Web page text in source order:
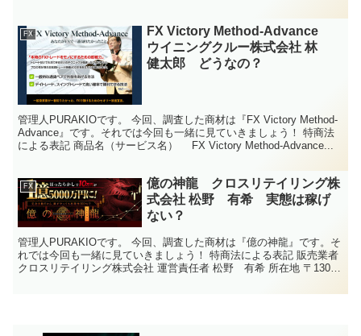
FX
FX Victory Method-Advance
ウイニングクルー株式会社 林
健太郎 どうなの？
管理人PURAKIOです。 今回、調査した商材は『FX Victory Method-
Advance』です。それでは今回も一緒に見ていきましょう！ 特商法
による表記 商品名（サービス名） FX Victory Method-Advance...
FX
億の神龍 クロスリテイリング株
式会社 松野 有希 実態は稼げ
ない？
管理人PURAKIOです。 今回、調査した商材は『億の神龍』です。そ
れでは今回も一緒に見ていきましょう！ 特商法による表記 販売業者
クロスリテイリング株式会社 運営責任者 松野 有希 所在地 〒130-